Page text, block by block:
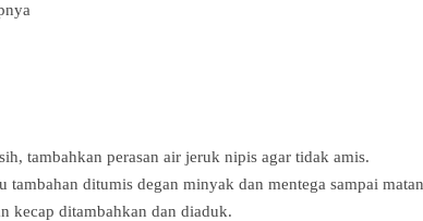
tambahkan perasan air jeruk nipis agar tidak amis.
tambahan ditumis degan minyak dan mentega sampai
kecap ditambahkan dan diaduk.